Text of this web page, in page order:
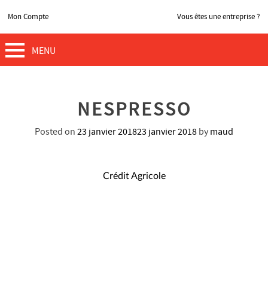
Mon Compte Vous êtes une entreprise ?
MENU
NESPRESSO
Posted on 23 janvier 201823 janvier 2018 by maud
Crédit Agricole